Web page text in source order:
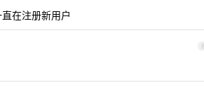
在注册新用户
8